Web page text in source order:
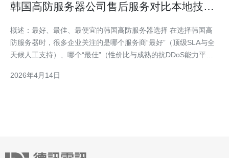
韩国高防服务器公司售后服务对比本地技术
概述：最好、最佳、最便宜的韩国高防服务器选择 在选择韩国高
防服务器时，很多企业关注的是哪个服务商“最好”（顶级SLA与全
天候人工支持）、哪个“最佳”（性价比与成熟的抗DDoS能力平
服务与本地技术团队的响应时间展开详尽评测，结合实际SLA、远
2026年4月14日